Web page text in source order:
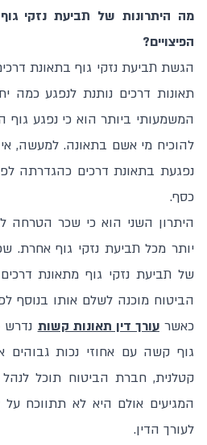
מה היתרונות של תביעת נזקי
הפיצויים?
הגשת תביעת נזקי גוף בתאונת
תאונות דרכים נותנת לנפגע כמה
המשמעותי ביותר הוא כי נפגע גוף
להוכיח מי אשם בתאונה. למעשה,
נפגעת בתאונת דרכים כהגדרתה
כסף.
היתרון השני הוא כי שכר הטרחה
יותר מכל תביעת נזקי גוף
של תביעת נזקי גוף מתאונת
הביטוח מוכנה לשלם אותו בנוסף
כאשרעורך דין תאונות קשות
גוף קשה עם אחוזי נכות גבוהים
קטלנית, חברת הביטוח תוכל
המגיעים אולם היא לא תתווכח
לעורך הדין.